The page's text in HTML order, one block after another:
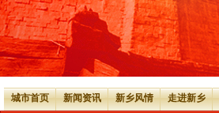
城市首页 新闻资讯 新乡风情 走进新乡